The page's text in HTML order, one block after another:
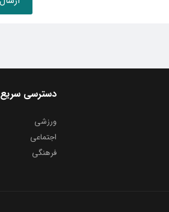
دسترسی سریع
ورزشی
اجتماعی
فرهنگی